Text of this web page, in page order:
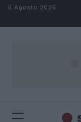
Salta al contenuto
6 Agosto 2026